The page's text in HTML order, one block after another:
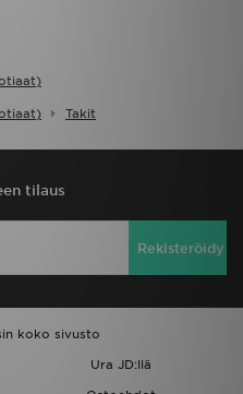
Takit
tilaus
Rekisteröidy
koko sivusto
Ura JD:llä